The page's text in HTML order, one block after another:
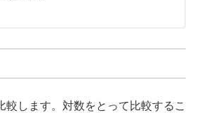
較します。対数をとって比較するこ